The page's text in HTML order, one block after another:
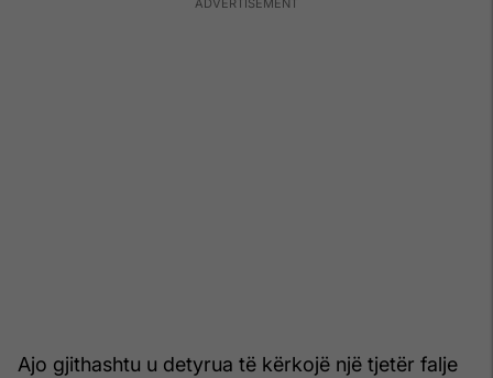
Ajo gjithashtu u detyrua të kërkojë një tjetër falje